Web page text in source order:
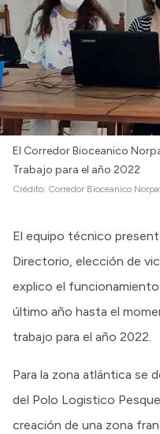
Consulta de pago a
Convocatorias
Intranet
Login
El Corredor Bioceanico
Trabajo para el año 2022
Crédito: Corredor Bioceanico
El equipo técnico
Directorio, elección de
explico el
último año hasta el
trabajo para el año 2022.
Para la zona atlántica se
del Polo Logistico
creación de una zona